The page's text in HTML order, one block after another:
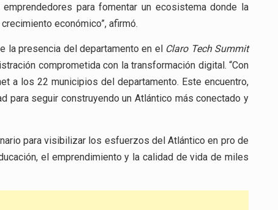
para fomentar un ecosistema donde la
económico”, afirmó.
la presencia del departamento en el Claro Tech Summit
comprometida con la transformación digital. “Con
a los 22 municipios del departamento. Este encuentro,
para seguir construyendo un Atlántico más conectado y
para visibilizar los esfuerzos del Atlántico en pro de
el emprendimiento y la calidad de vida de miles